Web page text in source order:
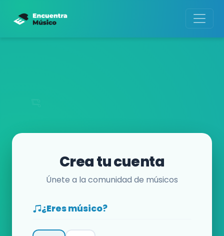
Crea tu cuenta
Únete a la comunidad de músicos
¿Eres músico?